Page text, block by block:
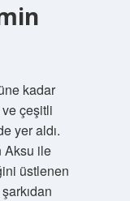
kadar
çeşitli
yer aldı.
Aksu ile
üstlenen